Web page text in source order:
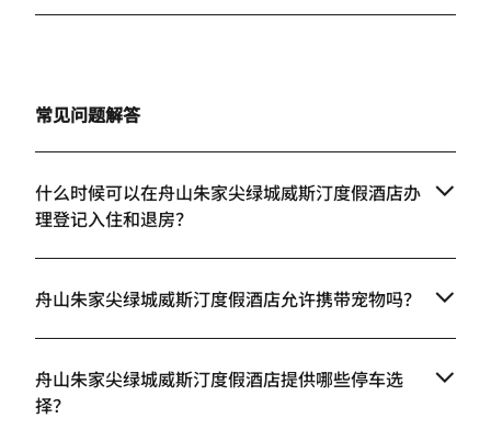
常见问题解答
什么时候可以在舟山朱家尖绿城威斯汀度假酒店办
理登记入住和退房？
舟山朱家尖绿城威斯汀度假酒店允许携带宠物吗？
舟山朱家尖绿城威斯汀度假酒店提供哪些停车选
择？